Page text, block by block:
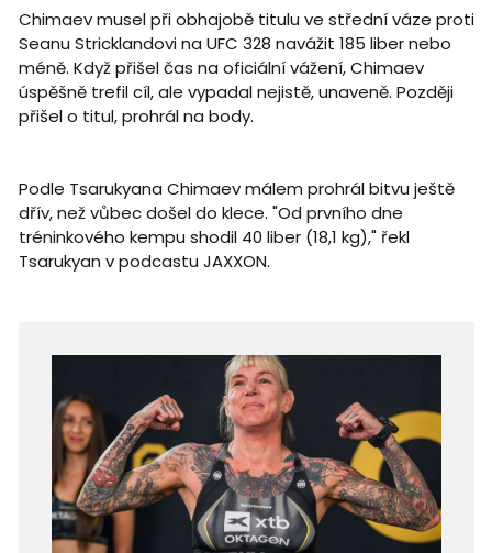
Chimaev musel při obhajobě titulu ve střední váze proti
Seanu Stricklandovi na UFC 328 navážit 185 liber nebo
méně. Když přišel čas na oficiální vážení, Chimaev
úspěšně trefil cíl, ale vypadal nejistě, unaveně. Později
přišel o titul, prohrál na body.
Podle Tsarukyana Chimaev málem prohrál bitvu ještě
dřív, než vůbec došel do klece. "Od prvního dne
tréninkového kempu shodil 40 liber (18,1 kg)," řekl
Tsarukyan v podcastu JAXXON.